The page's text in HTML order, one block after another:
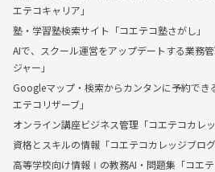
エテコキャリア」
塾・学習塾検索サイト「コエテコ塾さがし」
AIで、スクール運営をアップデートする業務
ジャー」
Googleマップ・検索からカンタンに予約でき
エテコリザーブ」
オンライン講座ビジネス管理「コエテコカレッ
資格とスキルの情報「コエテコカレッジブログ
高等学校向け情報Ⅰの教務AI・問題集「コエテ